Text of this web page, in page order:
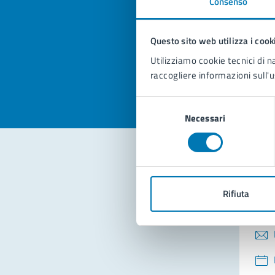
Questo sito web utilizza i
Utilizziamo cookie tecnici di
raccogliere informazioni
consenso
Necessari
Rifiuta